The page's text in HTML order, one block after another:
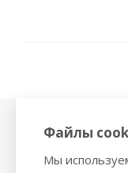
Физиотерапия,
Ингаляторы
Файлы
Мы